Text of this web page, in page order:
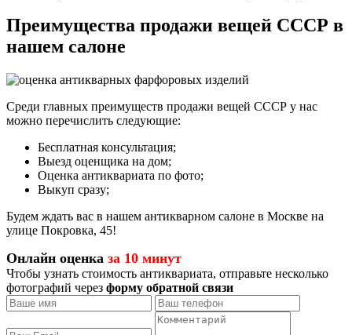
Преимущества продажи вещей СССР в
нашем салоне
Среди главных преимуществ продажи вещей СССР у нас
можно перечислить следующие:
Бесплатная консультация;
Выезд оценщика на дом;
Оценка антиквариата по фото;
Выкуп сразу;
Будем ждать вас в нашем антикварном салоне в Москве на
улице Покровка, 45!
Онлайн оценка за 10 минут
Чтобы узнать стоимость антиквариата, отправьте несколько
фотографий через форму обратной связи